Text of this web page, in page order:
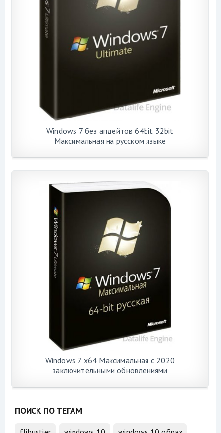
Windows 7 без апдейтов 64bit 32bit
Максимальная на русском языке
Windows 7 x64 Максимальная с 2020
заключительными обновлениями
ПОИСК ПО ТЕГАМ